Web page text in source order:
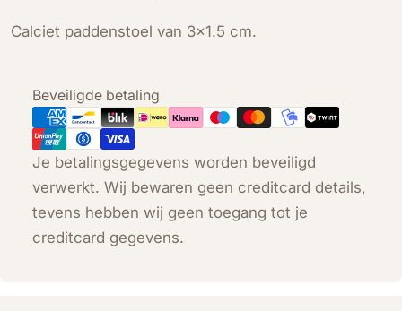
Calciet paddenstoel van 3x1.5 cm.
Beveiligde betaling
Betaalmethoden
Je betalingsgegevens worden beveiligd
verwerkt. Wij bewaren geen creditcard details,
tevens hebben wij geen toegang tot je
creditcard gegevens.